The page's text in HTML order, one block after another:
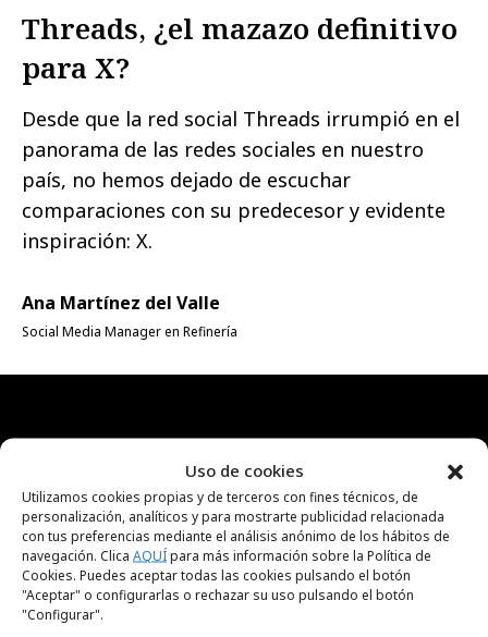
Uso de cookies
Utilizamos cookies propias y de terceros con fines técnicos, de
personalización, analíticos y para mostrarte publicidad relacionada
con tus preferencias mediante el análisis anónimo de los hábitos de
navegación. Clica AQUÍpara más información sobre la Política de
Cookies. Puedes aceptar todas las cookies pulsando el botón
"Aceptar" o configurarlas o rechazar su uso pulsando el botón
"Configurar".
Threads, ¿el mazazo definitivo
para X?
Desde que la red social Threads irrumpió en el
panorama de las redes sociales en nuestro
país, no hemos dejado de escuchar
comparaciones con su predecesor y evidente
inspiración: X.
Ana Martínez del Valle
Social Media Manager en Refinería
RECIBE NUESTRA
NEWSLETTER
Suscríbete gratis a nuestra newsletter para
recibir cada día el contenido más actual sobre
creatividad, publicidad, marketing, y